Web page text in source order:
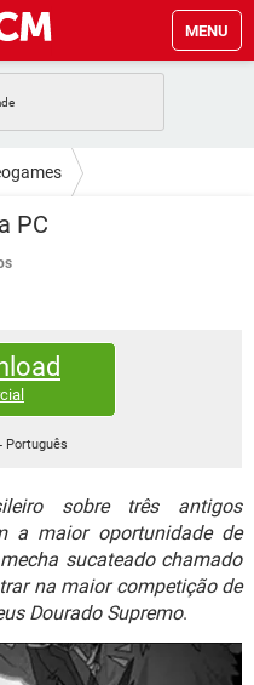
MENU
FACEBOOK
EXCEL
GMAIL
WHATSAPP
WHATSAPP
EXCEL
GMAIL
FACEBOOK
EXCEL
GMAIL
WHATSAPP
GMAIL
PC
- Português
sobre três antigos
a maior oportunidade de
sucateado chamado
na maior competição de
Dourado Supremo.